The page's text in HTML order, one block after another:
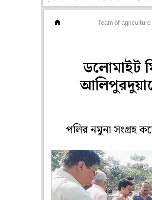
Team of
ডলোমাইট
পলির নমুনা সংগ্রহ